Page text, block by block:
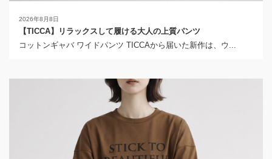
2026年8月8日
【TICCA】リラックスして履ける大人の上質パンツ
コットンギャバ ワイドパンツ TICCAから届いた新作は、ウ...